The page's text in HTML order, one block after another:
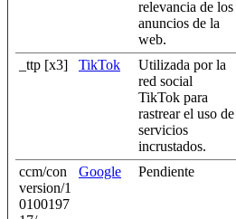
relevancia de los
anuncios de la
web.
_ttp [x3] TikTok
Utilizada por la
red social
TikTok para
rastrear el uso de
servicios
incrustados.
ccm/con
version/1
0100197
Google Pendiente